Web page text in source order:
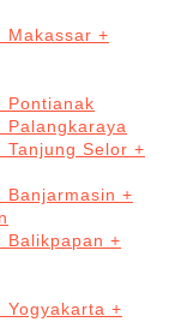
Makassar +
Pontianak
Palangkaraya
Tanjung Selor +
Banjarmasin +
Balikpapan +
Yogyakarta +